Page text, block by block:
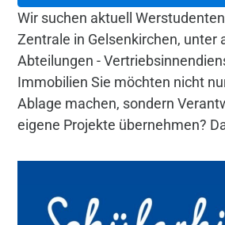
Wir suchen aktuell
Zentrale in Gelsenkirchen, unter
Abteilungen -
Immobilien Sie möchten nicht
Ablage machen, sondern
eigene Projekte übernehmen?